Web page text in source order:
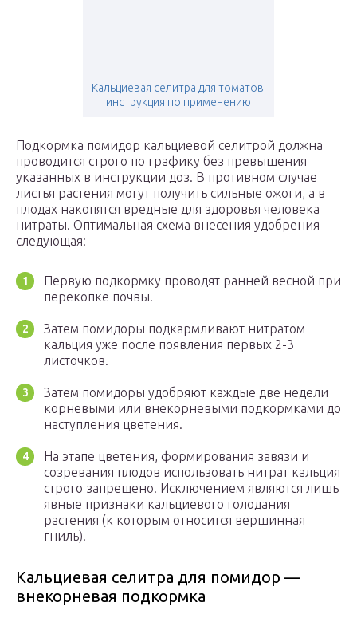
Кальциевая селитра для томатов:
инструкция по применению
Подкормка помидор кальциевой селитрой должна
проводится строго по графику без превышения
указанных в инструкции доз. В противном случае
листья растения могут получить сильные ожоги, а в
плодах накопятся вредные для здоровья человека
нитраты. Оптимальная схема внесения удобрения
следующая:
Первую подкормку проводят ранней весной при
перекопке почвы.
Затем помидоры подкармливают нитратом
кальция уже после появления первых 2-3
листочков.
Затем помидоры удобряют каждые две недели
корневыми или внекорневыми подкормками до
наступления цветения.
На этапе цветения, формирования завязи и
созревания плодов использовать нитрат кальция
строго запрещено. Исключением являются лишь
явные признаки кальциевого голодания
растения (к которым относится вершинная
гниль).
Кальциевая селитра для помидор —
внекорневая подкормка